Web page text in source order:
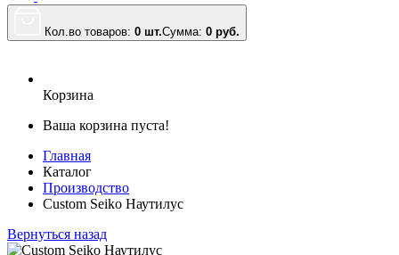
Кол.во товаров: 0 шт.Сумма: 0 руб.
Корзина
Ваша корзина пуста!
Главная
Каталог
Производство
Custom Seiko Наутилус
Вернуться назад